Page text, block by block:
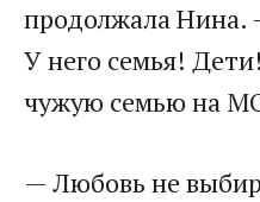
продолжала
У него семья!
чужую семью на
— Любовь не